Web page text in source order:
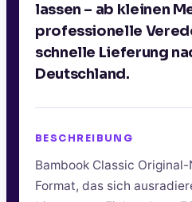
lassen – ab kleinen
professionelle
schnelle Lieferung
Deutschland.
BESCHREIBUNG
Bambook Classic
Format, das sich